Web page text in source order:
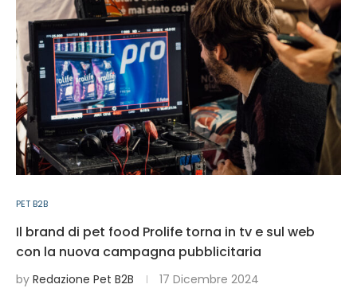
PET B2B
Il brand di pet food Prolife torna in tv e sul web
con la nuova campagna pubblicitaria
by Redazione Pet B2B 17 Dicembre 2024